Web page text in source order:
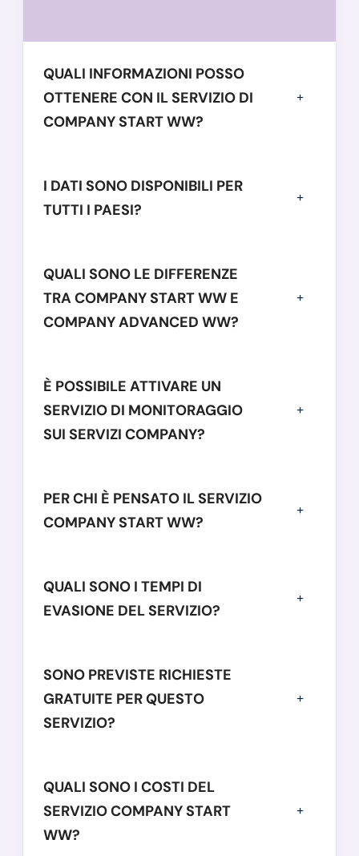
QUALI INFORMAZIONI POSSO
OTTENERE CON IL SERVIZIO DI
COMPANY START WW?
I DATI SONO DISPONIBILI PER
TUTTI I PAESI?
QUALI SONO LE DIFFERENZE
TRA COMPANY START WW E
COMPANY ADVANCED WW?
È POSSIBILE ATTIVARE UN
SERVIZIO DI MONITORAGGIO
SUI SERVIZI COMPANY?
PER CHI È PENSATO IL SERVIZIO
COMPANY START WW?
QUALI SONO I TEMPI DI
EVASIONE DEL SERVIZIO?
SONO PREVISTE RICHIESTE
GRATUITE PER QUESTO
SERVIZIO?
QUALI SONO I COSTI DEL
SERVIZIO COMPANY START
WW?